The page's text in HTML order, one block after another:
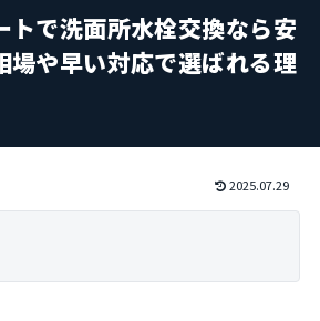
トで洗面所水栓交換なら安
場や早い対応で選ばれる理
2025.07.29